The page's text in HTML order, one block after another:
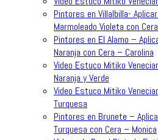
Pintores en Villalbilla-
Marmoleado Violeta con
Pintores en El Alamo –
Naranja con Cera – Carolina
Video Estuco Mitiko
Naranja y Verde
Video Estuco Mitiko
Turquesa
Pintores en Brunete –
Turquesa con Cera – Monica